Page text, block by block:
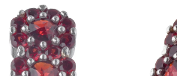
produktu
je
0,0
5